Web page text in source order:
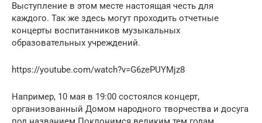
Выступление в этом месте настоящая честь для
каждого. Так же здесь могут проходить отчетные
концерты воспитанников музыкальных
образовательных учреждений.
https://youtube.com/watch?v=G6zePUYMjz8
Например, 10 мая в 19:00 состоялся концерт,
организованный Домом народного творчества и досуга